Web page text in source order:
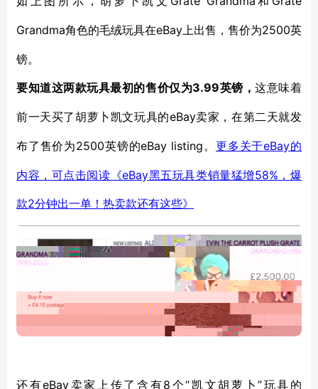
Grandma角色的毛绒玩具在eBay 上出售，售价为2500英
镑。
要知道这两款玩具最初的售价仅为3.99英镑，这意味着
前一天买了胡萝卜凯文玩具的eBay卖家 ，在第二天就发
布了售价为2500英镑的eBay listing 。 更多关于eBay的
内容，可点击阅读《eBay黑五玩具类销量猛增58%，爆
款2分钟出一单！热卖款还有这些》
还有eBay卖家上传了含有8个“凯文胡萝卜”玩具 的